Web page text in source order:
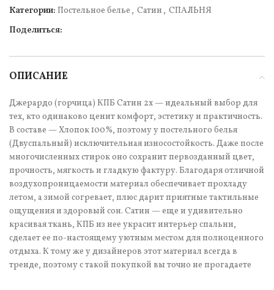
Категории: Постельное белье , Сатин , СПАЛЬНЯ
Поделиться:
ОПИСАНИЕ
Джерардо (горчица) КПБ Сатин 2х — идеальный выбор для
тех, кто одинаково ценит комфорт, эстетику и практичность.
В составе — Хлопок 100%, поэтому у постельного белья
(Двуспальный) исключительная износостойкость. Даже после
многочисленных стирок оно сохранит первозданный цвет,
прочность, мягкость и гладкую фактуру. Благодаря отличной
воздухопроницаемости материал обеспечивает прохладу
летом, а зимой согревает, плюс дарит приятные тактильные
ощущения и здоровый сон. Сатин — еще и удивительно
красивая ткань, КПБ из нее украсит интерьер спальни,
сделает ее по-настоящему уютным местом для полноценного
отдыха. К тому же у дизайнеров этот материал всегда в
тренде, поэтому с такой покупкой вы точно не прогадаете